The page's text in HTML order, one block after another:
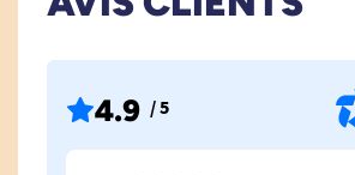
4.9 / 5